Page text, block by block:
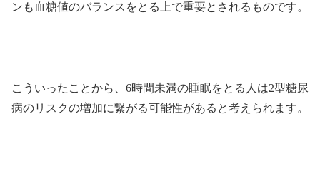
ンも血糖値のバランスをとる上で重要とされるものです。
こういったことから、6時間未満の睡眠をとる人は2型糖尿
病のリスクの増加に繋がる可能性があると考えられます。